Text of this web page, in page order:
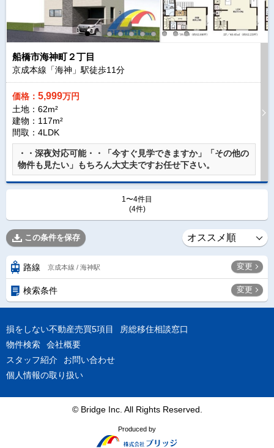
船橋市海神町２丁目
京成本線「海神」駅徒歩11分
価格： 5,999万円
土地：62m²
建物：117m²
間取：4LDK
・・深夜対応可能・・「今すぐ見学できますか」「その他の
物件も見たい」もちろん大丈夫ですお任せ下さい。
1〜4件目
(4件)
この条件を保存
路線 京成本線 / 海神駅 変更
検索条件 変更
損をしない不動産売買5項目
房総移住相談窓口
物件検索
会社概要
スタッフ紹介
お問い合わせ
個人情報の取り扱い
© Bridge Inc. All Rights Reserved.
Produced by